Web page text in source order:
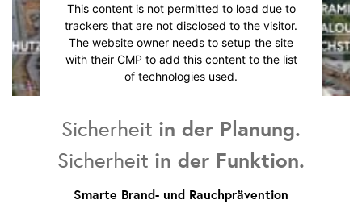
This content is not permitted to load due to
trackers that are not disclosed to the visitor.
The website owner needs to setup the site
with their CMP to add this content to the list
of technologies used.
Management Platform
Sicherheit in der Planung.
Sicherheit in der Funktion.
Smarte Brand- und Rauchprävention